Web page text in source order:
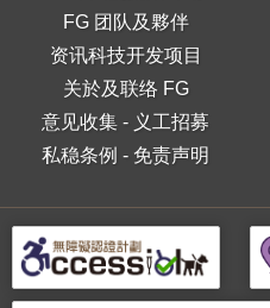
FG 团队及夥伴
资讯科技开发项目
关於及联络 FG
意见收集 - 义工招募
私稳条例 - 免责声明